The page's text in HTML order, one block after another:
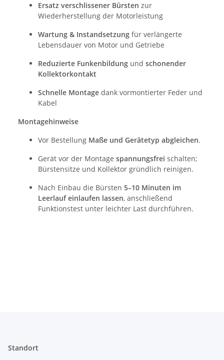
Ersatz verschlissener Bürsten zur
Wiederherstellung der Motorleistung
Wartung & Instandsetzung für verlängerte
Lebensdauer von Motor und Getriebe
Reduzierte Funkenbildung und schonender
Kollektorkontakt
Schnelle Montage dank vormontierter Feder und
Kabel
Montagehinweise
Vor Bestellung Maße und Gerätetyp abgleichen.
Gerät vor der Montage spannungsfrei schalten;
Bürstensitze und Kollektor gründlich reinigen.
Nach Einbau die Bürsten 5–10 Minuten im
Leerlauf einlaufen lassen, anschließend
Funktionstest unter leichter Last durchführen.
Standort